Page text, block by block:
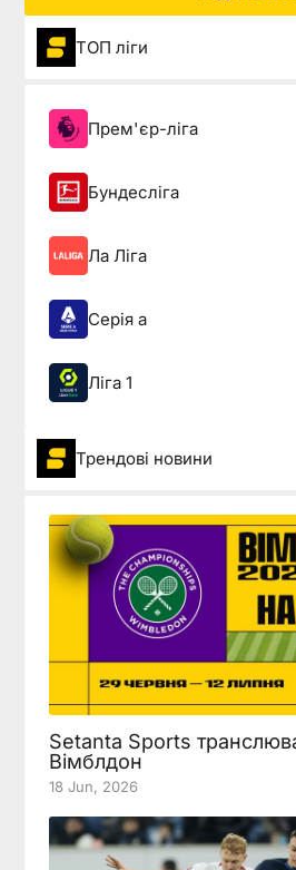
ТОП ліги
Прем'єр-ліга
Бундесліга
Ла Ліга
Серія а
Ліга 1
Трендові новини
Setanta Sports
Вімблдон
18 Jun, 2026